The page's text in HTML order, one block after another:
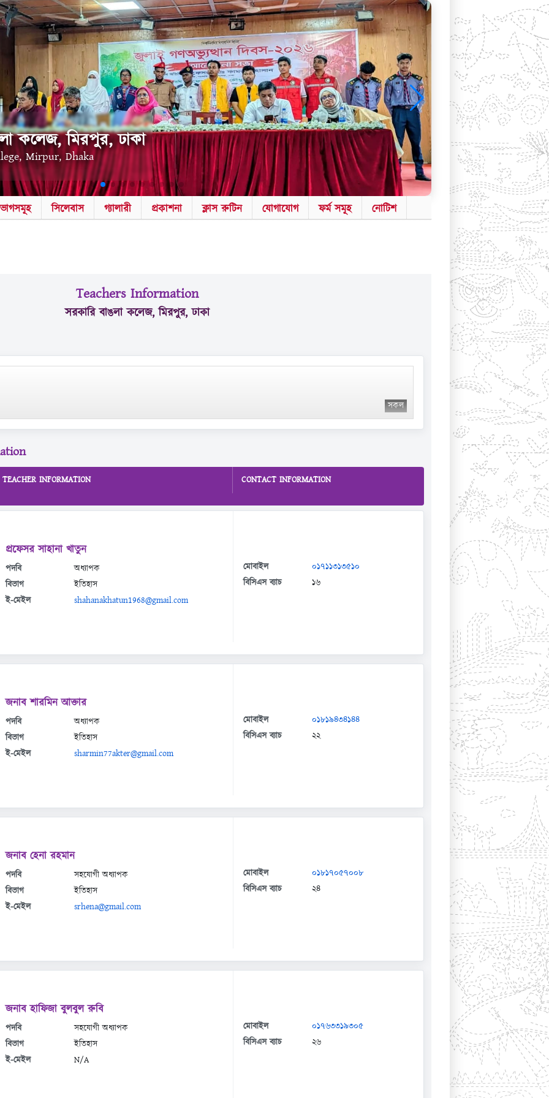
কলেজ, মিরপুর, ঢাকা
Mirpur, Dhaka
সিলেবাস গ্যালারী প্রকাশনা ক্লাস রুটিন যোগাযোগ ফর্ম সমূহ নোটিশ
Teachers Information
সরকারি বাঙলা কলেজ, মিরপুর, ঢাকা
সকল
TEACHER INFORMATION CONTACT INFORMATION
প্রফেসর সাহানা খাতুন
পদবি
অধ্যাপক
বিভাগ
ইতিহাস
ই-মেইল
shahanakhatun1968@gmail.com
মোবাইল
০১৭১১৩১৩৫১০
বিসিএস ব্যাচ
১৬
জনাব শারমিন আক্তার
পদবি
অধ্যাপক
বিভাগ
ইতিহাস
ই-মেইল
sharmin77akter@gmail.com
মোবাইল
০১৮১৯৪৩৪১৪৪
বিসিএস ব্যাচ
২২
জনাব হেনা রহমান
পদবি
সহযোগী অধ্যাপক
বিভাগ
ইতিহাস
ই-মেইল
srhena@gmail.com
মোবাইল
০১৮১৭০৫৭০০৮
বিসিএস ব্যাচ
২৪
জনাব হাফিজা বুলবুল রুবি
পদবি
সহযোগী অধ্যাপক
বিভাগ
ইতিহাস
ই-মেইল
N/A
মোবাইল
০১৭৬৩৩১৯৩০৫
বিসিএস ব্যাচ
২৬